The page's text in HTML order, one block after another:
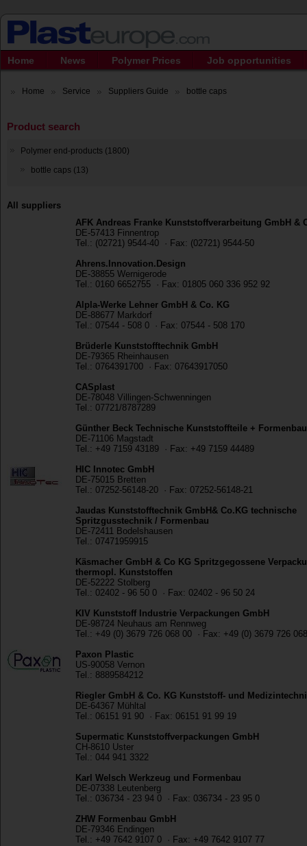
Home News Polymer Prices Job opportunities
Home Service Suppliers Guide bottle caps
Product search
Polymer end-products (1800)
bottle caps (13)
All suppliers
AFK Andreas Franke Kunststoffverarbeitung GmbH &
DE-57413 Finnentrop
Tel.: (02721) 9544-40 · Fax: (02721) 9544-50
Ahrens.Innovation.Design
DE-38855 Wernigerode
Tel.: 0160 6652755 · Fax: 01805 060 336 952 92
Alpla-Werke Lehner GmbH & Co. KG
DE-88677 Markdorf
Tel.: 07544 - 508 0 · Fax: 07544 - 508 170
Brüderle Kunststofftechnik GmbH
DE-79365 Rheinhausen
Tel.: 0764391700 · Fax: 07643917050
CASplast
DE-78048 Villingen-Schwenningen
Tel.: 07721/8787289
Günther Beck Technische Kunststoffteile + Formenbau
DE-71106 Magstadt
Tel.: +49 7159 43189 · Fax: +49 7159 44489
HIC Innotec GmbH
DE-75015 Bretten
Tel.: 07252-56148-20 · Fax: 07252-56148-21
Jaudas Kunststofftechnik GmbH& Co.KG technische
Spritzgusstechnik / Formenbau
DE-72411 Bodelshausen
Tel.: 07471959915
Käsmacher GmbH & Co KG Spritzgegossene
thermopl. Kunststoffen
DE-52222 Stolberg
Tel.: 02402 - 96 50 0 · Fax: 02402 - 96 50 24
KIV Kunststoff Industrie Verpackungen GmbH
DE-98724 Neuhaus am Rennweg
Tel.: +49 (0) 3679 726 068 00 · Fax: +49 (0) 3679 726
Paxon Plastic
US-90058 Vernon
Tel.: 8889584212
Riegler GmbH & Co. KG Kunststoff- und
DE-64367 Mühltal
Tel.: 06151 91 90 · Fax: 06151 91 99 19
Supermatic Kunststoffverpackungen GmbH
CH-8610 Uster
Tel.: 044 941 3322
Karl Welsch Werkzeug und Formenbau
DE-07338 Leutenberg
Tel.: 036734 - 23 94 0 · Fax: 036734 - 23 95 0
ZHW Formenbau GmbH
DE-79346 Endingen
Tel.: +49 7642 9107 0 · Fax: +49 7642 9107 77